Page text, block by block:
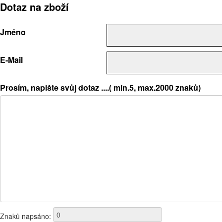
Dotaz na zboží
Jméno
E-Mail
Prosím, napište svůj dotaz ....( min.5, max.2000 znaků)
Znaků napsáno: